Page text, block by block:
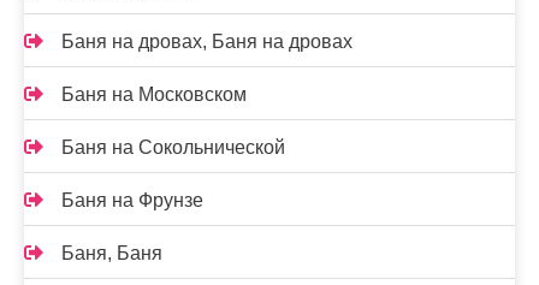
Баня на дровах, Баня на дровах
Баня на Московском
Баня на Сокольнической
Баня на Фрунзе
Баня, Баня